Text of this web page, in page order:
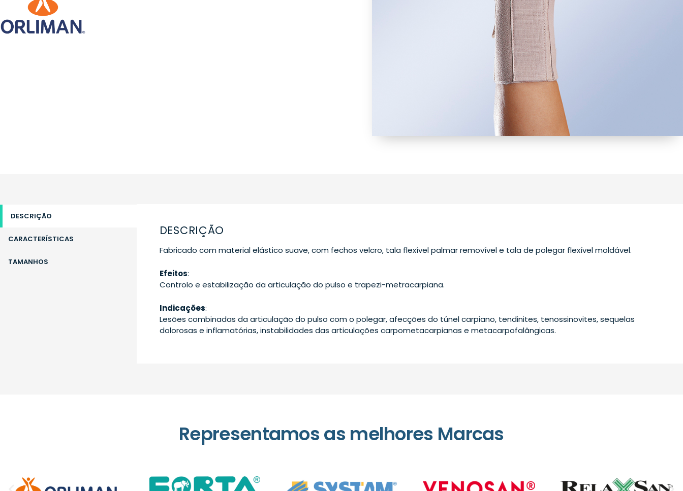
DESCRIÇÃO
CARACTERÍSTICAS
TAMANHOS
DESCRIÇÃO
Fabricado com material elástico suave, com fechos velcro, tala flexível palmar removível e tala de polegar flexível moldável.
Efeitos:
Controlo e estabilização da articulação do pulso e trapezi-metracarpiana.
Indicações:
Lesões combinadas da articulação do pulso com o polegar, afecções do túnel carpiano, tendinites, tenossinovites, sequelas
dolorosas e inflamatórias, instabilidades das articulações carpometacarpianas e metacarpofalângicas.
Representamos as melhores Marcas